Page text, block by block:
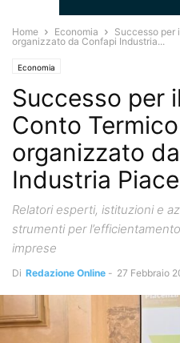
Home Economia
Successo per
organizzato da Confapi Industria...
Economia
Successo per
Conto
organizzato
Industria
Relatori esperti, istituzioni e
strumenti per
imprese
Di Redazione Online - 27 Febbraio